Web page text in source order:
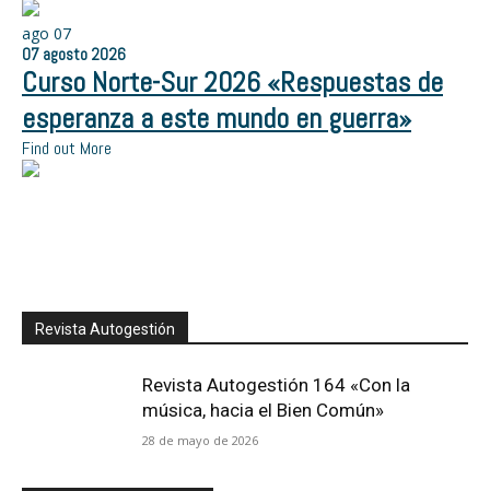
ago 07
07 agosto 2026
Curso Norte-Sur 2026 «Respuestas de
esperanza a este mundo en guerra»
Find out More
Revista Autogestión
Revista Autogestión 164 «Con la
música, hacia el Bien Común»
28 de mayo de 2026